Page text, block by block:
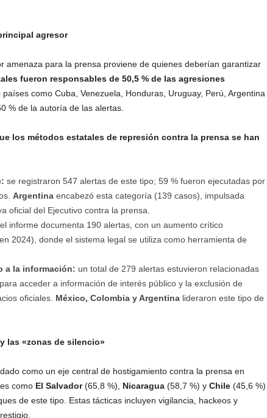
agresor
amenaza para la prensa proviene de quienes deberían garantizar
fueron responsables de 50,5 % de las agresiones
como Cuba, Venezuela, Honduras, Uruguay, Perú, Argentina
% de la autoría de las alertas.
los métodos estatales de represión contra la prensa se han
se registraron 547 alertas de este tipo; 59 % fueron ejecutadas por
Argentina encabezó esta categoría (139 casos), impulsada
oficial del Ejecutivo contra la prensa.
el informe documenta 190 alertas, con un aumento crítico
2024), donde el sistema legal se utiliza como herramienta de
a la información: un total de 279 alertas estuvieron relacionadas
acceder a información de interés público y la exclusión de
oficiales. México, Colombia y Argentina lideraron este tipo de
las «zonas de silencio»
como un eje central de hostigamiento contra la prensa en
como El Salvador(65,8 %), Nicaragua(58,7 %) y Chile(45,6 %)
de este tipo. Estas tácticas incluyen vigilancia, hackeos y